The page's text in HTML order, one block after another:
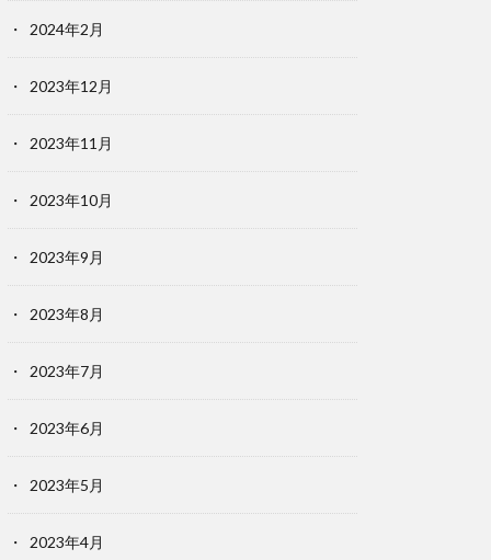
2024年2月
2023年12月
2023年11月
2023年10月
2023年9月
2023年8月
2023年7月
2023年6月
2023年5月
2023年4月